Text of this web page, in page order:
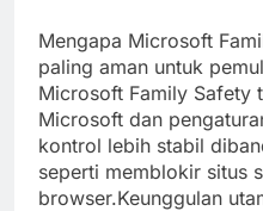
Mengapa Microsoft
paling aman untuk
Microsoft Family Safety
Microsoft dan
kontrol lebih stabil
seperti memblokir situs
browser.Keunggulan